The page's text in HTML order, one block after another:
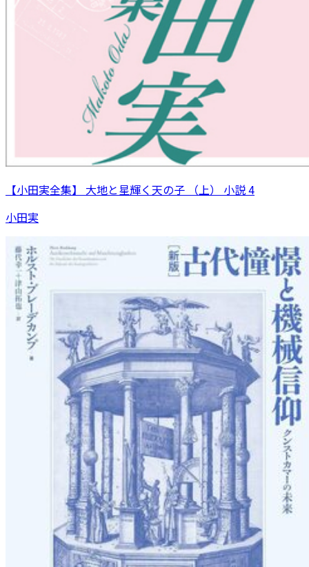
【小田実全集】 大地と星輝く天の子 （上） 小説 4
小田実